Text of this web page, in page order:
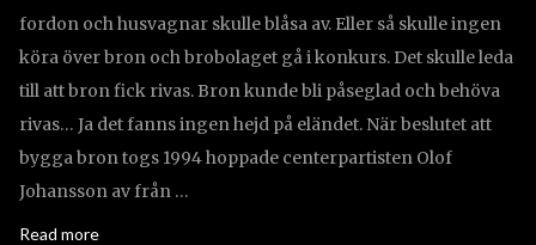
fordon och husvagnar skulle blåsa av. Eller så skulle ingen
köra över bron och brobolaget gå i konkurs. Det skulle leda
till att bron fick rivas. Bron kunde bli påseglad och behöva
rivas… Ja det fanns ingen hejd på eländet. När beslutet att
bygga bron togs 1994 hoppade centerpartisten Olof
Johansson av från …
Read more